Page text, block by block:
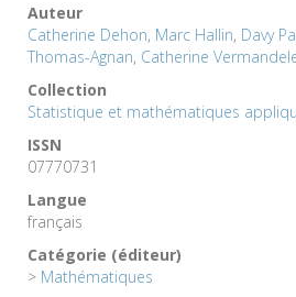
Auteur
Catherine Dehon, Marc Hallin, Davy
Thomas-Agnan, Catherine
Collection
Statistique et mathématiques
ISSN
07770731
Langue
français
Catégorie (éditeur)
> Mathématiques